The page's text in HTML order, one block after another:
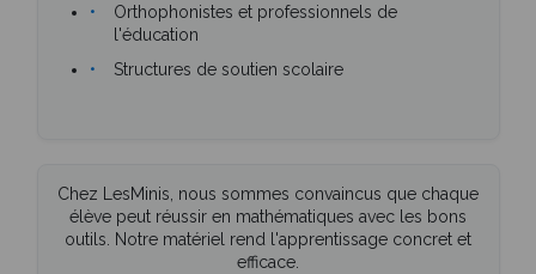
Orthophonistes et professionnels de
l'éducation
Structures de soutien scolaire
Chez LesMinis, nous sommes convaincus que chaque
élève peut réussir en mathématiques avec les bons
outils. Notre matériel rend l'apprentissage concret et
efficace.